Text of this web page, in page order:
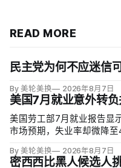
READ MORE
民主党为何不应迷信
By 美轮美换 2026年8月7日
美国7月就业意外转
美国劳工部7月就业报告显
市场预期，失业率却微降至
岁黄金年龄人群参与率为
By 美轮美换 2026年8月7日
密西西比黑人候选人